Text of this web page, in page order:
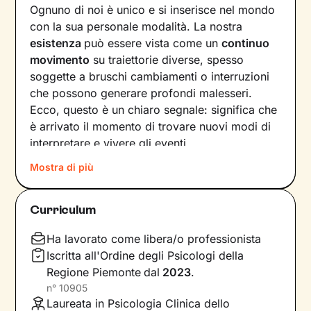
Ognuno di noi è unico e si inserisce nel mondo
con la sua personale modalità. La nostra
esistenza può essere vista come uncontinuo
movimento su traiettorie diverse, spesso
soggette a bruschi cambiamenti o interruzioni
che possono generare profondi malesseri.
Ecco, questo è un chiaro segnale: significa che
è arrivato il momento di trovare nuovi modi di
interpretare e vivere gli eventi.
Come farlo? Raccontando la nostra storia alla
ricerca di ciò che non ci rappresenta più, e
individuando
nuova strada che ci consente di affrontare
situazioni, relazioni ed emozioni in armonia con
i nostri bisogni e desideri più profondi.
Il nostro percorso insieme si baserà su un
Mostra di più
Curriculum
Ha lavorato come libera/o professionista
Iscritta all'Ordine degli Psicologi della
Regione Piemonte dal 2023.
n° 10905
Laureata in Psicologia Clinica dello